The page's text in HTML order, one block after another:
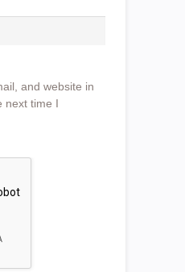
and website in
next time I